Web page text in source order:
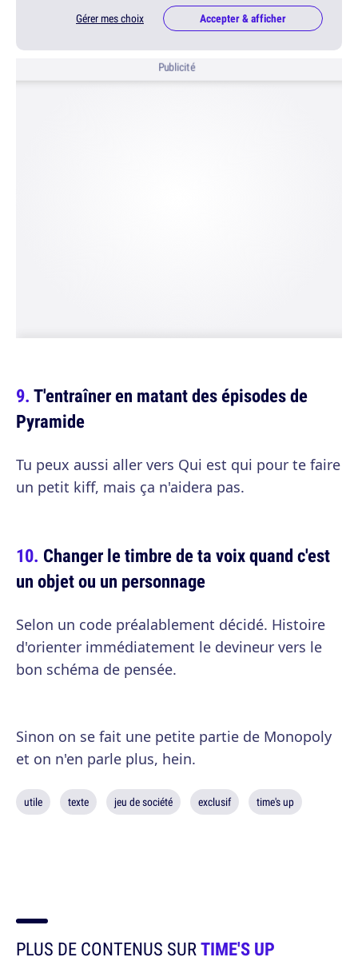
Gérer mes choix Accepter & afficher
Publicité
T'entraîner en matant des épisodes de
Pyramide
Tu peux aussi aller vers Qui est qui pour te faire
un petit kiff, mais ça n'aidera pas.
Changer le timbre de ta voix quand c'est
un objet ou un personnage
Selon un code préalablement décidé. Histoire
d'orienter immédiatement le devineur vers le
bon schéma de pensée.
Sinon on se fait une petite partie de Monopoly
et on n'en parle plus, hein.
utile texte jeu de société exclusif time's up
PLUS DE CONTENUS SURTIME'S UP